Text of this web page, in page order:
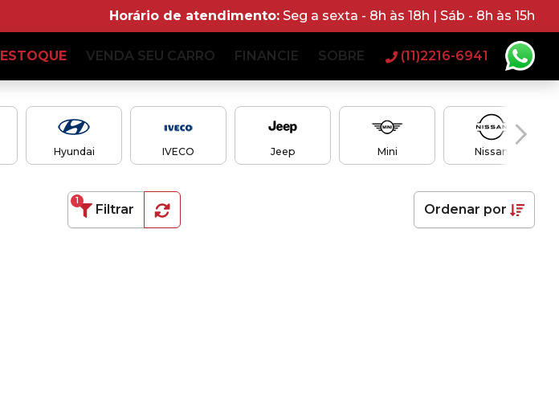
Horário de atendimento: Seg a sexta - 8h às 18h | Sáb - 8h às 15h
ESTOQUE VENDA SEU CARRO FINANCIE SOBRE (11)2216-6941
Hyundai IVECO Jeep Mini Nissan
Filtrar
1
Ordenar por